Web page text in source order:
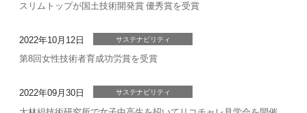
スリムトップが国土技術開発賞 優秀賞を受賞
2022年10月12日 サステナビリティ
第8回女性技術者育成功労賞を受賞
2022年09月30日 サステナビリティ